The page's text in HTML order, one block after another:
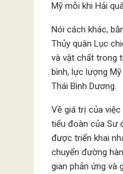
Mỹ mỗi khi Hải
Nói cách khác,
Thủy quân Lục
và vật chất trong
bình, lực lượng
Thái Bình Dương.
Về giá trị của việc
tiểu đoàn của Sư
được triển khai
chuyển đường
gian phản ứng và